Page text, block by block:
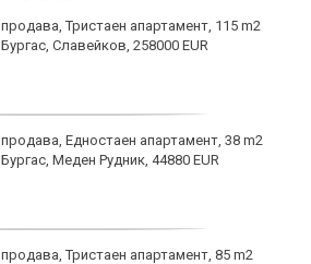
продава, Тристаен апартамент, 115 m2
Бургас, Славейков, 258000 EUR
продава, Едностаен апартамент, 38 m2
Бургас, Меден Рудник, 44880 EUR
продава, Тристаен апартамент, 85 m2